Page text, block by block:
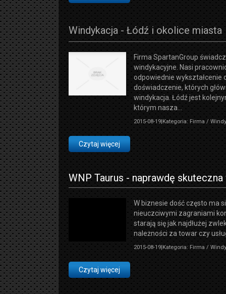
Windykacja - Łódź i okolice miasta
Firma SpartanGroup
windykacyjne. Nasi
odpowiednie wykształcenie
doświadczenie, których
windykacja. Łódź jest
którym nasza...
2015-08-19 Kategoria: Firma /
Czytaj więcej
WNP Taurus - naprawdę
W biznesie dość często ma
nieuczciwymi zagraniami
starają się jak najdłużej
należności za towar czy
2015-08-19 Kategoria: Firma /
Czytaj więcej